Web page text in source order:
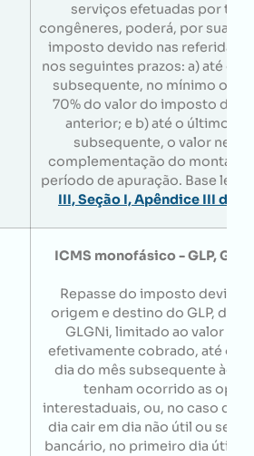
serviços efetuadas por táxi
congêneres, poderá, por sua
imposto devido nas referidas
nos seguintes prazos: a) até o
subsequente, no mínimo o
70% do valor do imposto
anterior; e b) até o último
subsequente, o valor
complementação do
período de apuração. Base
III, Seção I, Apêndice III do
ICMS monofásico - GLP,
Repasse do imposto devido
origem e destino do GLP, do
GLGNi, limitado ao valor do
efetivamente cobrado, até o
dia do mês subsequente
tenham ocorrido as
interestaduais, ou, no caso do
dia cair em dia não útil ou sem
bancário, no primeiro dia útil